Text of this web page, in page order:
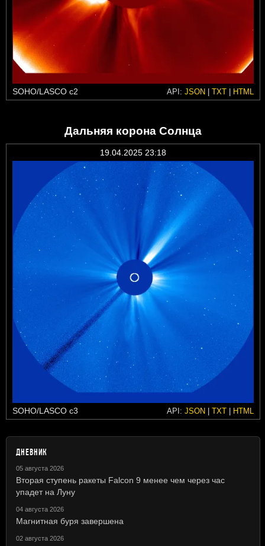
SOHO/LASCO c2 API: JSON | TXT | HTML
Дальняя корона Солнца
19.04.2025 23:18
SOHO/LASCO c3 API: JSON | TXT | HTML
ДНЕВНИК
05 августа 2026
Вторая ступень ракеты Falcon 9 менее чем через час
упадет на Луну
04 августа 2026
Магнитная буря завершена
02 августа 2026